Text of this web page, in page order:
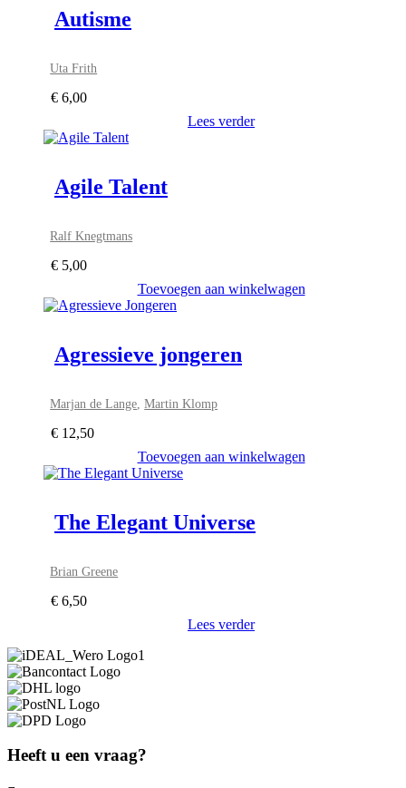
Autisme
Uta Frith
€ 6,00
Lees verder
Agile Talent
Ralf Knegtmans
€ 5,00
Toevoegen aan winkelwagen
Agressieve jongeren
Marjan de Lange ,Martin Klomp
€ 12,50
Toevoegen aan winkelwagen
The Elegant Universe
Brian Greene
€ 6,50
Lees verder
Heeft u een vraag?